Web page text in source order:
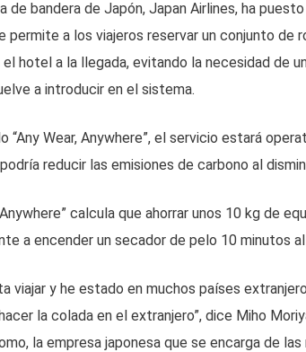
de bandera de Japón, Japan Airlines, ha
permite a los viajeros reservar un conjunto
hotel a la llegada, evitando la necesidad de
a introducir en el sistema.
“Any Wear, Anywhere”, el servicio estará
reducir las emisiones de carbono al
Anywhere” calcula que ahorrar unos 10 kg de
a encender un secador de pelo 10 minutos
viajar y he estado en muchos países
la colada en el extranjero”, dice Miho
la empresa japonesa que se encarga de